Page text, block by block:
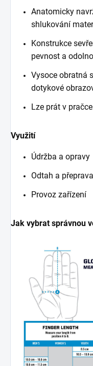
Anatomicky
shlukování
Konstrukce
pevnost a
Vysoce obratná
dotykové
Lze prát v
Využití
Údržba a opravy
Odtah a přeprava
Provoz zařízení
Jak vybrat správnou